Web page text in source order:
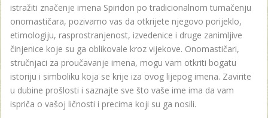
istražiti značenje imena Spiridon po tradicionalnom tumačenju
onomastičara, pozivamo vas da otkrijete njegovo porijeklo,
etimologiju, rasprostranjenost, izvedenice i druge zanimljive
činjenice koje su ga oblikovale kroz vijekove. Onomastičari,
stručnjaci za proučavanje imena, mogu vam otkriti bogatu
istoriju i simboliku koja se krije iza ovog lijepog imena. Zavirite
u dubine prošlosti i saznajte sve što vaše ime ima da vam
ispriča o vašoj ličnosti i precima koji su ga nosili.